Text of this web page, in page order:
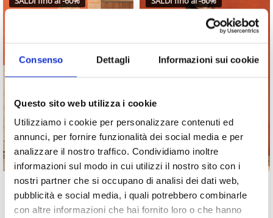
Consenso Dettagli Informazioni sui cookie
Questo sito web utilizza i cookie
Utilizziamo i cookie per personalizzare contenuti ed
annunci, per fornire funzionalità dei social media e per
analizzare il nostro traffico. Condividiamo inoltre
informazioni sul modo in cui utilizzi il nostro sito con i
nostri partner che si occupano di analisi dei dati web,
pubblicità e social media, i quali potrebbero combinarle
con altre informazioni che hai fornito loro o che hanno
ABITO MOKA
54,90€21,96€ -60%
ABITO CHARLOTTE
59,90 €23,96€ -60%